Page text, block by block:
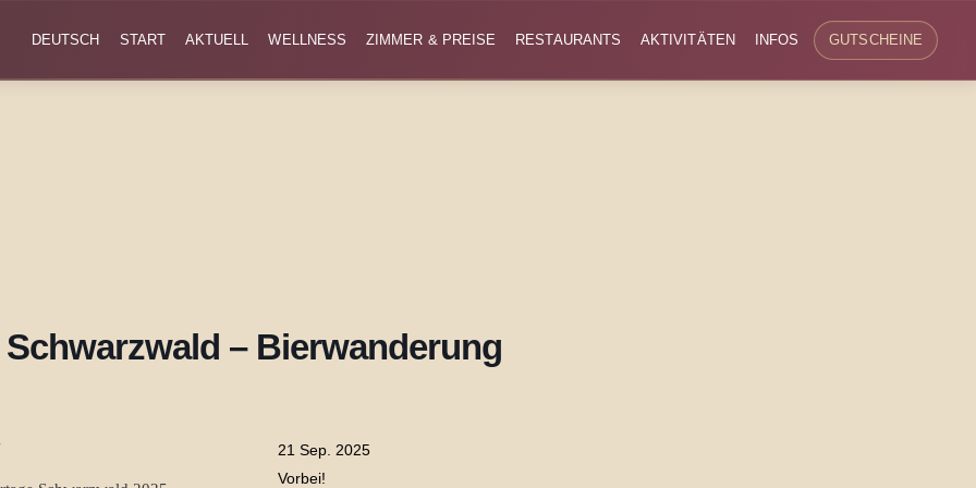
DEUTSCH START AKTUELL WELLNESS ZIMMER & PREISE RESTAURANTS AKTIVITÄTEN INFOS GUTSCHEINE
– Bierwanderung
21 Sep. 2025
Vorbei!